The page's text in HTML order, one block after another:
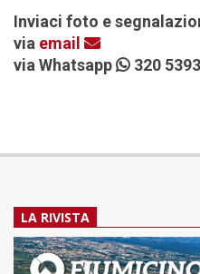
Inviaci foto e
via email
via Whatsapp
320
LA RIVISTA